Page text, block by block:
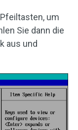
um
Sie dann die
aus und